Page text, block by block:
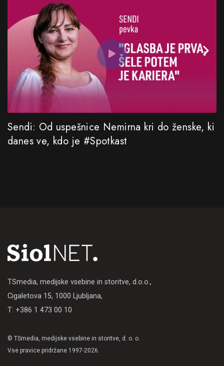
Sendi: Od uspešnice Nemirna kri do ženske, ki
danes ve, kdo je #Spotkast
TSmedia, medijske vsebine in storitve, d.o.o.,
Cigaletova 15, 1000 Ljubljana,
T: +386 1 473 00 10
© TSmedia, medijske vsebine in storitve, d. o. o.
Vse pravice pridržane 1997-2026.